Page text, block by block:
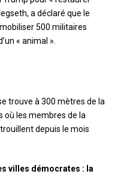
a déclaré que le
500 militaires
« animal ».
trouve à 300 mètres de la
où les membres de la
depuis le mois
villes démocrates : la